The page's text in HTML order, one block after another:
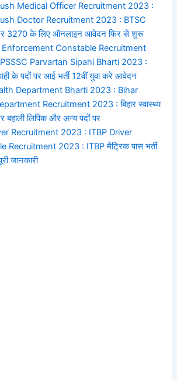
Medical Officer Recruitment 2023 :
Doctor Recruitment 2023 : BTSC
3270 के लिए ऑनलाइन आवेदन फिर से शुरू
Enforcement Constable Recruitment
Parvartan Sipahi Bharti 2023 :
के पदों पर आई भर्ती 12वीं युवा करे आवेदन
Department Bharti 2023 : Bihar
Recruitment 2023 : बिहार स्वास्थ्य
बहाली लिपिक और अन्य पदों पर
Recruitment 2023 : ITBP Driver
Recruitment 2023 : ITBP मैट्रिक पास भर्ती
जानकारी